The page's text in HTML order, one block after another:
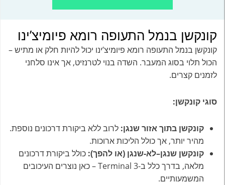
קונקשן בנמל התעופה רומא פיומיצ’ינו
קונקשן בנמל התעופה רומא פיומיצ’ינו יכול להיות חלק או מתיש –
הכול תלוי בסוג המעבר. השדה בנוי לטרנזיט, אך אינו סלחני
לזמנים קצרים.
סוגי קונקשן:
קונקשן בתוך אזור שנגן: לרוב ללא ביקורת דרכונים נוספת.
מהיר יותר, אך כולל הליכות ארוכות.
קונקשן שנגן–לא-שנגן (או להפך): כולל ביקורת דרכונים
מלאה, בדרך כלל ב-Terminal 3 – כאן נוצרים העיכובים
המשמעותיים.